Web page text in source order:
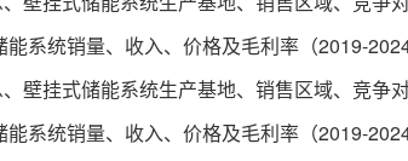
统销量、收入、价格及毛利率（2019-2024
挂式储能系统生产基地、销售区域、竞争
统销量、收入、价格及毛利率（2019-2024